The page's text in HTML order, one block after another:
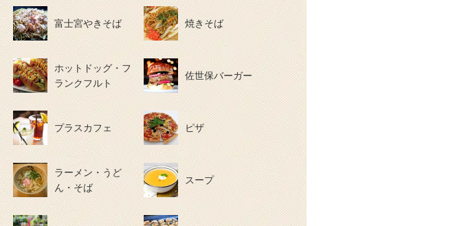
富士宮やきそば 焼きそば
ホットドッグ・フ
ランクフルト
佐世保バーガー
プラスカフェ ピザ
ラーメン・うど
ん・そば
スープ